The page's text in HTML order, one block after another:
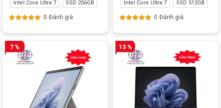
Intel Core Ultra 7
SSD 256GB
0 Đánh giá
Intel Core Ultra 7
SSD 512GB
0 Đánh giá
7 % 13 %